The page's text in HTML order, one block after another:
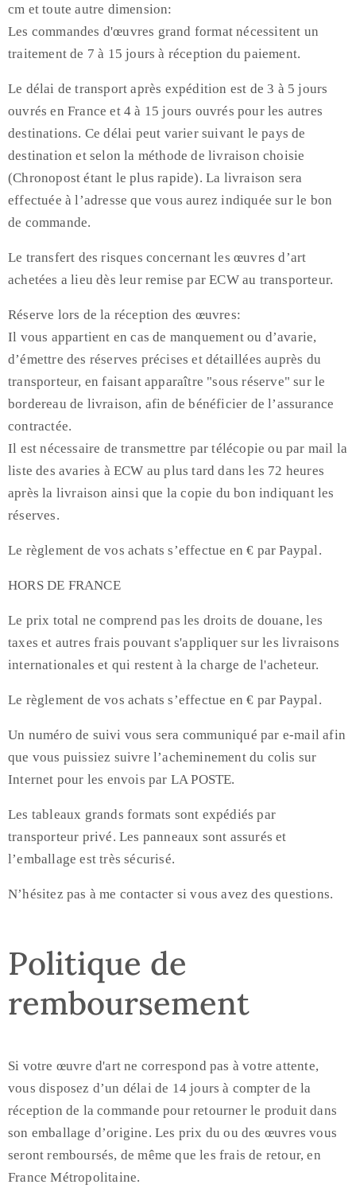
cm et toute autre dimension:
Les commandes d'œuvres grand format nécessitent un
traitement de 7 à 15 jours à réception du paiement.
Le délai de transport après expédition est de 3 à 5 jours
ouvrés en France et 4 à 15 jours ouvrés pour les autres
destinations. Ce délai peut varier suivant le pays de
destination et selon la méthode de livraison choisie
(Chronopost étant le plus rapide). La livraison sera
effectuée à l’adresse que vous aurez indiquée sur le bon
de commande.
Le transfert des risques concernant les œuvres d’art
achetées a lieu dès leur remise par ECW au transporteur.
Réserve lors de la réception des œuvres:
Il vous appartient en cas de manquement ou d’avarie,
d’émettre des réserves précises et détaillées auprès du
transporteur, en faisant apparaître "sous réserve" sur le
bordereau de livraison, afin de bénéficier de l’assurance
contractée.
Il est nécessaire de transmettre par télécopie ou par mail la
liste des avaries à ECW au plus tard dans les 72 heures
après la livraison ainsi que la copie du bon indiquant les
réserves.
Le règlement de vos achats s’effectue en € par Paypal.
HORS DE FRANCE
Le prix total ne comprend pas les droits de douane, les
taxes et autres frais pouvant s'appliquer sur les livraisons
internationales et qui restent à la charge de l'acheteur.
Le règlement de vos achats s’effectue en € par Paypal.
Un numéro de suivi vous sera communiqué par e-mail afin
que vous puissiez suivre l’acheminement du colis sur
Internet pour les envois par LA POSTE.
Les tableaux grands formats sont expédiés par
transporteur privé. Les panneaux sont assurés et
l’emballage est très sécurisé.
N’hésitez pas à me contacter si vous avez des questions.
Politique de
remboursement
Si votre œuvre d'art ne correspond pas à votre attente,
vous disposez d’un délai de 14 jours à compter de la
réception de la commande pour retourner le produit dans
son emballage d’origine. Les prix du ou des œuvres vous
seront remboursés, de même que les frais de retour, en
France Métropolitaine.